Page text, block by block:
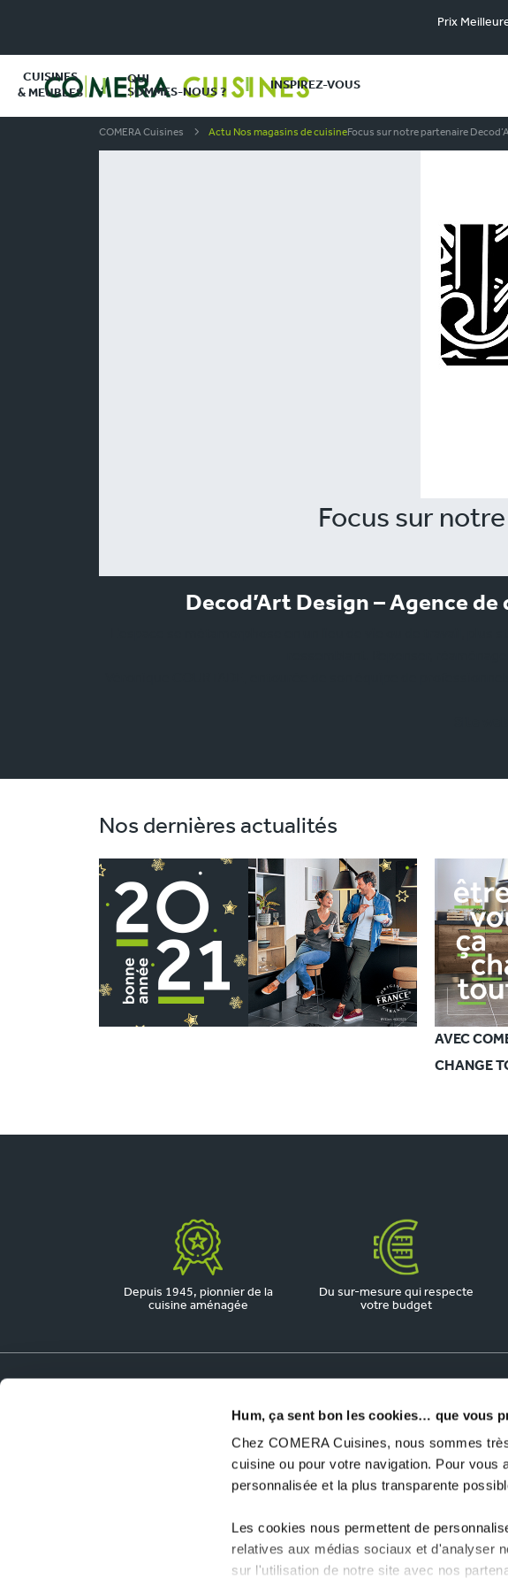
Hum, ça sent bon les cookies… que vous
Chez COMERA Cuisines, nous sommes
cuisine ou pour votre navigation. Pour vous
personnalisée et la plus transparente
Les cookies nous permettent de
relatives aux médias sociaux et d'analyser
sur l'utilisation de notre site avec nos
Prix
CUISINES
& MEUBLES
QUI
SOMMES-NOUS ?
INSPIREZ-VOUS
COMERA Cuisines Actu Nos magasins de cuisineFocus sur notre partenaire
Focus sur
Decod’Art Design – Agence
Nos dernières actualités
AVEC
CHANGE
Depuis 1945, pionnier de la
cuisine aménagée
Du sur-mesure qui respecte
votre budget
Ouvrir un magasin COMERA Cuisines